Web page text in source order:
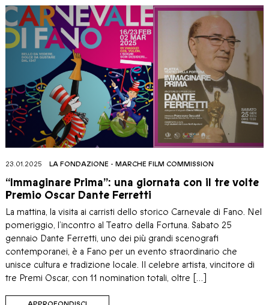
23.01.2025 LA FONDAZIONE - MARCHE FILM COMMISSION
“Immaginare Prima”: una giornata con il tre volte
Premio Oscar Dante Ferretti
La mattina, la visita ai carristi dello storico Carnevale di Fano. Nel
pomeriggio, l’incontro al Teatro della Fortuna. Sabato 25
gennaio Dante Ferretti, uno dei più grandi scenografi
contemporanei, è a Fano per un evento straordinario che
unisce cultura e tradizione locale. Il celebre artista, vincitore di
tre Premi Oscar, con 11 nomination totali, oltre […]